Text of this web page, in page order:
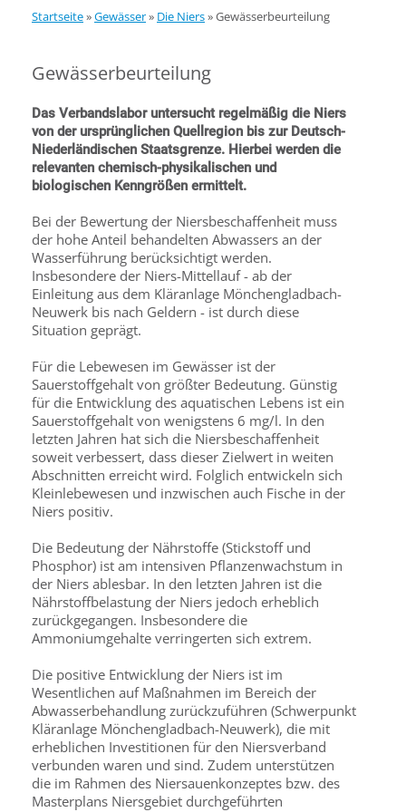
Startseite»Gewässer» Die Niers»Gewässerbeurteilung
Gewässerbeurteilung
Das Verbandslabor untersucht regelmäßig die Niers
von der ursprünglichen Quellregion bis zur Deutsch-
Niederländischen Staatsgrenze. Hierbei werden die
relevanten chemisch-physikalischen und
biologischen Kenngrößen ermittelt.
Bei der Bewertung der Niersbeschaffenheit muss
der hohe Anteil behandelten Abwassers an der
Wasserführung berücksichtigt werden.
Insbesondere der Niers-Mittellauf - ab der
Einleitung aus dem Kläranlage Mönchengladbach-
Neuwerk bis nach Geldern - ist durch diese
Situation geprägt.
Für die Lebewesen im Gewässer ist der
Sauerstoffgehalt von größter Bedeutung. Günstig
für die Entwicklung des aquatischen Lebens ist ein
Sauerstoffgehalt von wenigstens 6 mg/l. In den
letzten Jahren hat sich die Niersbeschaffenheit
soweit verbessert, dass dieser Zielwert in weiten
Abschnitten erreicht wird. Folglich entwickeln sich
Kleinlebewesen und inzwischen auch Fische in der
Niers positiv.
Die Bedeutung der Nährstoffe (Stickstoff und
Phosphor) ist am intensiven Pflanzenwachstum in
der Niers ablesbar. In den letzten Jahren ist die
Nährstoffbelastung der Niers jedoch erheblich
zurückgegangen. Insbesondere die
Ammoniumgehalte verringerten sich extrem.
Die positive Entwicklung der Niers ist im
Wesentlichen auf Maßnahmen im Bereich der
Abwasserbehandlung zurückzuführen (Schwerpunkt
Kläranlage Mönchengladbach-Neuwerk), die mit
erheblichen Investitionen für den Niersverband
verbunden waren und sind. Zudem unterstützen
die im Rahmen des Niersauenkonzeptes bzw. des
Masterplans Niersgebiet durchgeführten